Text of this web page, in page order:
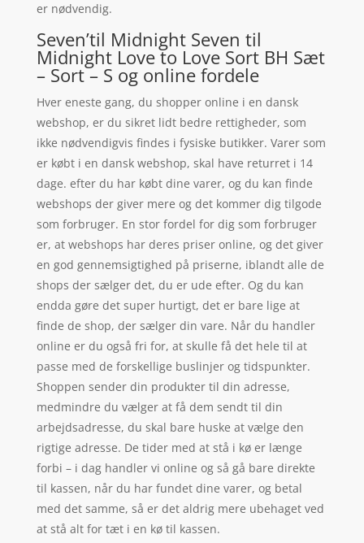
er nødvendig.
Seven’til Midnight Seven til
Midnight Love to Love Sort BH Sæt
– Sort – S og online fordele
Hver eneste gang, du shopper online i en dansk
webshop, er du sikret lidt bedre rettigheder, som
ikke nødvendigvis findes i fysiske butikker. Varer som
er købt i en dansk webshop, skal have returret i 14
dage. efter du har købt dine varer, og du kan finde
webshops der giver mere og det kommer dig tilgode
som forbruger. En stor fordel for dig som forbruger
er, at webshops har deres priser online, og det giver
en god gennemsigtighed på priserne, iblandt alle de
shops der sælger det, du er ude efter. Og du kan
endda gøre det super hurtigt, det er bare lige at
finde de shop, der sælger din vare. Når du handler
online er du også fri for, at skulle få det hele til at
passe med de forskellige buslinjer og tidspunkter.
Shoppen sender din produkter til din adresse,
medmindre du vælger at få dem sendt til din
arbejdsadresse, du skal bare huske at vælge den
rigtige adresse. De tider med at stå i kø er længe
forbi – i dag handler vi online og så gå bare direkte
til kassen, når du har fundet dine varer, og betal
med det samme, så er det aldrig mere ubehaget ved
at stå alt for tæt i en kø til kassen.